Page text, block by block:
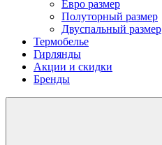
Евро размер
Полуторный размер
Двуспальный размер
Термобелье
Гирлянды
Акции и скидки
Бренды